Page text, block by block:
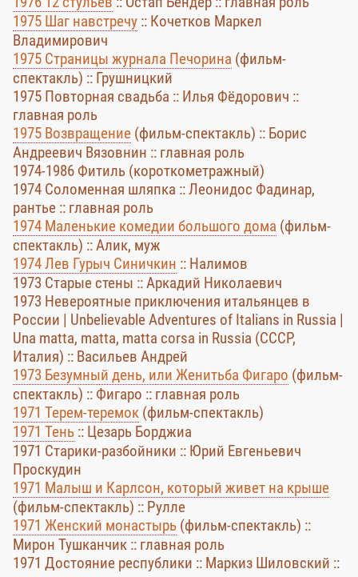
1975 Шаг навстречу :: Кочетков Маркел
Владимирович
1975 Страницы журнала Печорина (фильм-
спектакль) :: Грушницкий
1975 Повторная свадьба :: Илья Фёдорович ::
главная роль
1975 Возвращение (фильм-спектакль) :: Борис
Андреевич Вязовнин :: главная роль
1974-1986 Фитиль (короткометражный)
1974 Соломенная шляпка :: Леонидос Фадинар,
рантье :: главная роль
1974 Маленькие комедии большого дома (фильм-
спектакль) :: Алик, муж
1974 Лев Гурыч Синичкин :: Налимов
1973 Старые стены :: Аркадий Николаевич
1973 Невероятные приключения итальянцев в
России | Unbelievable Adventures of Italians in Russia |
Una matta, matta, matta corsa in Russia (CCCР,
Италия) :: Васильев Андрей
1973 Безумный день, или Женитьба Фигаро (фильм-
спектакль) :: Фигаро :: главная роль
1971 Терем-теремок (фильм-спектакль)
1971 Тень :: Цезарь Борджиа
1971 Старики-разбойники :: Юрий Евгеньевич
Проскудин
1971 Малыш и Карлсон, который живет на крыше
(фильм-спектакль) :: Рулле
1971 Женский монастырь (фильм-спектакль) ::
Мирон Тушканчик :: главная роль
1971 Достояние республики :: Маркиз Шиловский ::